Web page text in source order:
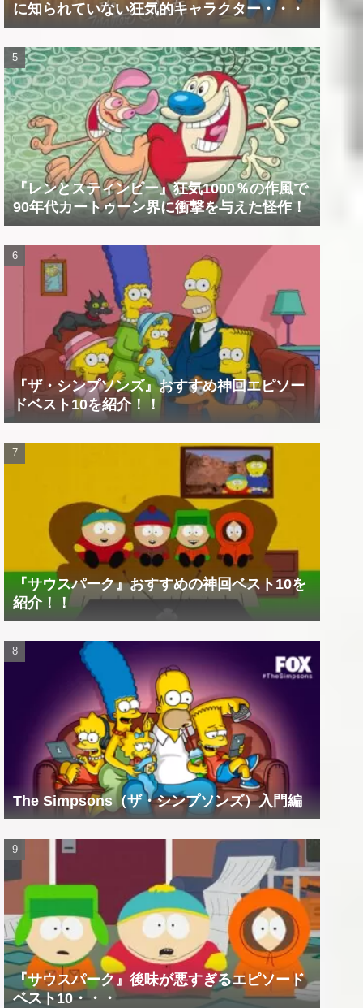
に知られていない狂気的キャラクター・・・
『レンとスティンピー』狂気1000％の作風で
90年代カートゥーン界に衝撃を与えた怪作！
『ザ・シンプソンズ』おすすめ神回エピソー
ドベスト10を紹介！！
『サウスパーク』おすすめの神回ベスト10を
紹介！！
The Simpsons（ザ・シンプソンズ）入門編
『サウスパーク』後味が悪すぎるエピソード
ベスト10・・・